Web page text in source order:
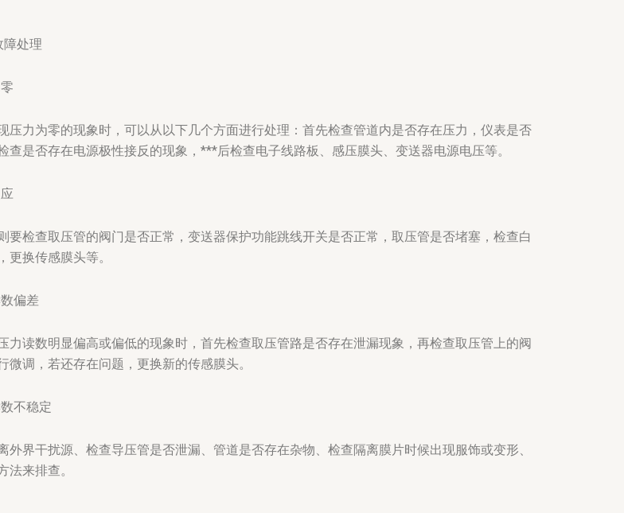
障处理
压力为零的现象时，可以从以下几个方面进行处理：首先检查管道内是否存在压力，仪表是否
查是否存在电源极性接反的现象，***后检查电子线路板、感压膜头、变送器电源电压等。
要检查取压管的阀门是否正常，变送器保护功能跳线开关是否正常，取压管是否堵塞，检查白
更换传感膜头等。
偏差
力读数明显偏高或偏低的现象时，首先检查取压管路是否存在泄漏现象，再检查取压管上的阀
微调，若还存在问题，更换新的传感膜头。
不稳定
外界干扰源、检查导压管是否泄漏、管道是否存在杂物、检查隔离膜片时候出现服饰或变形、
法来排查。